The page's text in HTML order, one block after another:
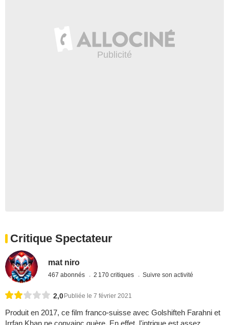
Critique Spectateur
mat niro
467 abonnés 2 170 critiques Suivre son activité
2,0 Publiée le 7 février 2021
Produit en 2017, ce film franco-suisse avec Golshifteh Farahni et